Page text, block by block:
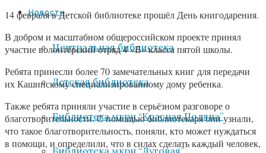
Новости
Центральная библиотека
Детская библиотека
Библиотека мкрн “Красная Поляна”
Библиотека мкрн “Луговая”
14 февраля в Детской библиотеке прошёл День книгодарения.
В добром и масштабном общероссийском проекте принял
участие волонтёрский отряд 4 «В» класса пятой школы.
Ребята принесли более 70 замечательных книг для передачи
их Кашинскому специализированному дому ребенка.
Также ребята приняли участие в серьёзном разговоре о
благотворительности. С помощью библиотекаря они узнали,
что такое благотворительность, поняли, кто может нуждаться
в помощи, и определили, что в силах сделать каждый человек,